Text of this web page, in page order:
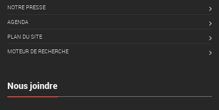
NOTRE PRESSE
AGENDA
PLAN DU SITE
MOTEUR DE RECHERCHE
Nous joindre